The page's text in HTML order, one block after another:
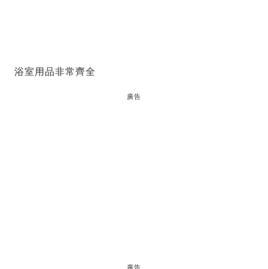
浴室用品非常齊全
廣告
廣告